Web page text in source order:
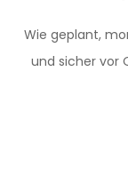
Wie geplant,
und sicher vor